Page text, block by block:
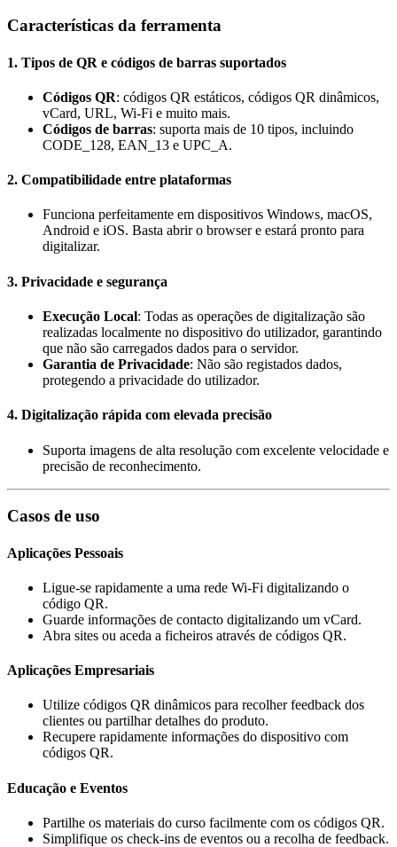
Características da ferramenta
1. Tipos de QR e códigos de barras suportados
Códigos QR: códigos QR estáticos, códigos QR dinâmicos,
vCard, URL, Wi-Fi e muito mais.
Códigos de barras: suporta mais de 10 tipos, incluindo
CODE_128, EAN_13 e UPC_A.
2. Compatibilidade entre plataformas
Funciona perfeitamente em dispositivos Windows, macOS,
Android e iOS. Basta abrir o browser e estará pronto para
digitalizar.
3. Privacidade e segurança
Execução Local: Todas as operações de digitalização são
realizadas localmente no dispositivo do utilizador, garantindo
que não são carregados dados para o servidor.
Garantia de Privacidade: Não são registados dados,
protegendo a privacidade do utilizador.
4. Digitalização rápida com elevada precisão
Suporta imagens de alta resolução com excelente velocidade e
precisão de reconhecimento.
Casos de uso
Aplicações Pessoais
Ligue-se rapidamente a uma rede Wi-Fi digitalizando o
código QR.
Guarde informações de contacto digitalizando um vCard.
Abra sites ou aceda a ficheiros através de códigos QR.
Aplicações Empresariais
Utilize códigos QR dinâmicos para recolher feedback dos
clientes ou partilhar detalhes do produto.
Recupere rapidamente informações do dispositivo com
códigos QR.
Educação e Eventos
Partilhe os materiais do curso facilmente com os códigos QR.
Simplifique os check-ins de eventos ou a recolha de feedback.